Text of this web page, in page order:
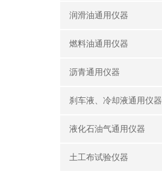
润滑油通用仪器
燃料油通用仪器
沥青通用仪器
刹车液、冷却液通用仪器
液化石油气通用仪器
土工布试验仪器